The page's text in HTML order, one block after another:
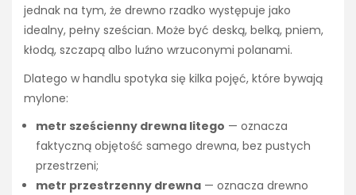
jednak na tym, że drewno rzadko występuje jako
idealny, pełny sześcian. Może być deską, belką, pniem,
kłodą, szczapą albo luźno wrzuconymi polanami.
Dlatego w handlu spotyka się kilka pojęć, które bywają
mylone:
metr sześcienny drewna litego — oznacza
faktyczną objętość samego drewna, bez pustych
przestrzeni;
metr przestrzenny drewna — oznacza drewno